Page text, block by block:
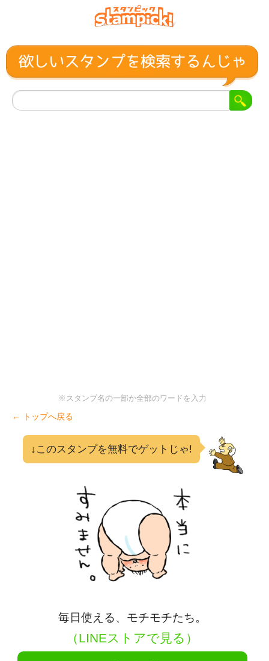
※スタンプ名の一部か全部のワードを入力
← トップへ戻る
↓このスタンプを無料でゲットじゃ!
毎日使える、モチモチたち。
（LINEストアで見る）